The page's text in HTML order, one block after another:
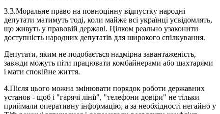
3.3.Моральне право на повноцінну відпустку народні
депутати матимуть тоді, коли майже всі українці усвідомлять,
що живуть у правовій державі. Цілком реально узаконити
доступність народних депутатів для широкого спілкування.
Депутати, яким не подобається надмірна завантаженість,
завжди можуть піти працювати комбайнерами або шахтарями
і мати спокійне життя.
4.Після цього можна змінювати порядок роботи державних
установ - щоб і "гарячі лінії", "телефони довіри" не тільки
приймали оперативну інформацію, а за необхідності негайно у